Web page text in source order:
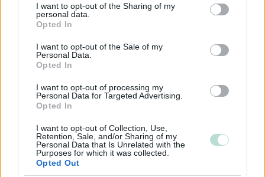
not limited to your visit or usage behaviour. You may click to
grant or deny consent to Google and its third-party tags to
use your data for below specified purposes in below Google
consent section.
I want to opt-out of the Sharing of my
personal data.
Opted In
I want to opt-out of the Sale of my
Personal Data.
Opted In
I want to opt-out of processing my
Personal Data for Targeted Advertising.
Opted In
I want to opt-out of Collection, Use,
Retention, Sale, and/or Sharing of my
Personal Data that Is Unrelated with the
Purposes for which it was collected.
Opted Out
ei ole mahdollista, vaan kulujen ja vähennysten jälkeen
jäljelle jäävä tulos verotetaan automaattisesti kyseisen
rahat lojumaan toiminimen tilille vai siirtääkö hän ne
henkilökohtaiselle tililleen yksityisnostoina.
Yksityisnostot eivät pienennä toiminimen verotettavaa
tulosta, joten hyvää tiliä tahkoavan toiminimiyrittäjän
korkeaksi.
Varsin usein koko toiminimiyrittäjän tulos verotetaan
ansiotulona. Jos toiminimelle on kuitenkin kertynyt